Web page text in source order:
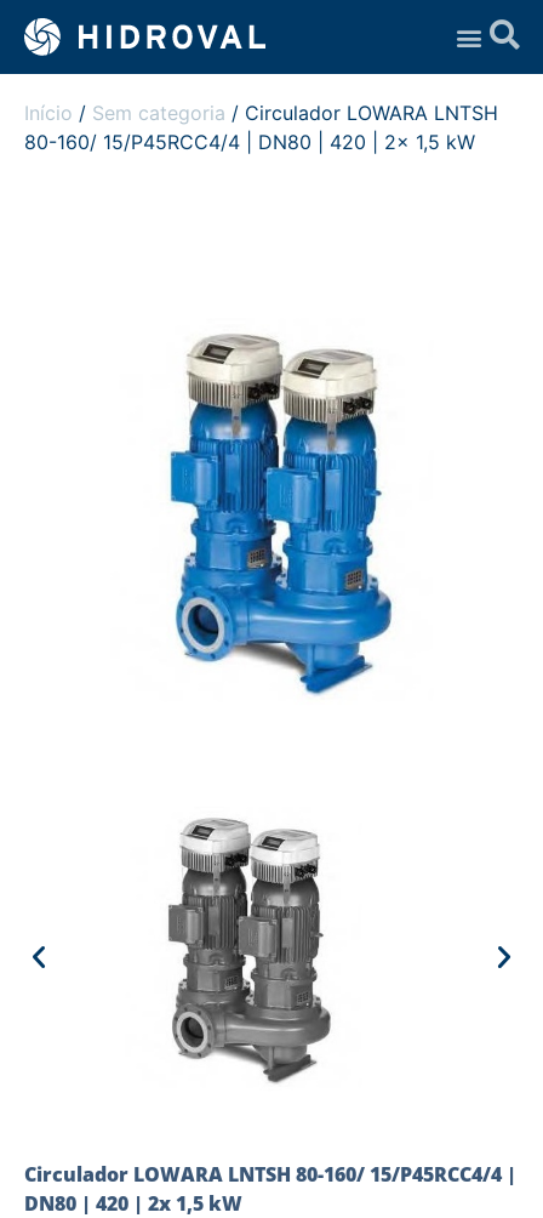
Início / Sem categoria / Circulador LOWARA LNTSH
80-160/ 15/P45RCC4/4 | DN80 | 420 | 2x 1,5 kW
Circulador LOWARA LNTSH 80-160/ 15/P45RCC4/4 |
DN80 | 420 | 2x 1,5 kW